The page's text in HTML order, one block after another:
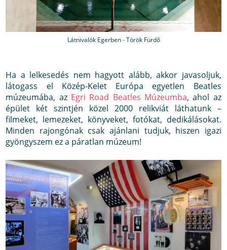
Látnivalók Egerben - Török Fürdő
Ha a lelkesedés nem hagyott alább, akkor javasoljuk,
látogass el Közép-Kelet Európa egyetlen Beatles
múzeumába, az Egri Road Beatles Múzeumba, ahol az
épület két szintjén közel 2000 relikviát láthatunk –
filmeket, lemezeket, könyveket, fotókat, dedikálásokat.
Minden rajongónak csak ajánlani tudjuk, hiszen igazi
gyöngyszem ez a páratlan múzeum!